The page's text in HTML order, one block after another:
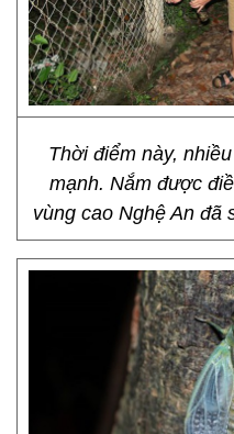
Thời điểm này,
mạnh. Nắm được
vùng cao Nghệ An đã